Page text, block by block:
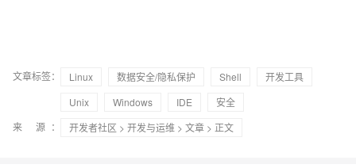
文章标签： Linux 数据安全/隐私保护 Shell
开发工具
Unix
Windows IDE
安全
来 源：
开发者社区 > 开发与运维 > 文章 > 正文